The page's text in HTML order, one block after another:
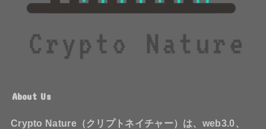
About Us
Crypto Nature（クリプトネイチャー）は、web3.0、